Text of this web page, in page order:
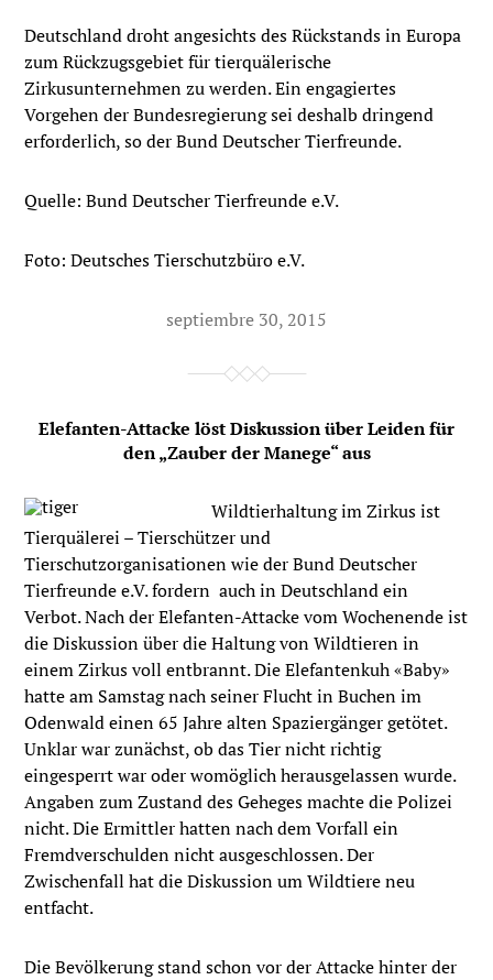
Deutschland droht angesichts des Rückstands in Europa
zum Rückzugsgebiet für tierquälerische
Zirkusunternehmen zu werden. Ein engagiertes
Vorgehen der Bundesregierung sei deshalb dringend
erforderlich, so der Bund Deutscher Tierfreunde.
Quelle: Bund Deutscher Tierfreunde e.V.
Foto: Deutsches Tierschutzbüro e.V.
septiembre 30, 2015
Elefanten-Attacke löst Diskussion über Leiden für
den „Zauber der Manege“ aus
Wildtierhaltung im Zirkus ist
Tierquälerei – Tierschützer und
Tierschutzorganisationen wie der Bund Deutscher
Tierfreunde e.V. fordern auch in Deutschland ein
Verbot. Nach der Elefanten-Attacke vom Wochenende ist
die Diskussion über die Haltung von Wildtieren in
einem Zirkus voll entbrannt. Die Elefantenkuh «Baby»
hatte am Samstag nach seiner Flucht in Buchen im
Odenwald einen65 Jahre alten Spaziergänger getötet.
Unklar war zunächst, ob das Tier nicht richtig
eingesperrt war oder womöglich herausgelassen wurde.
Angaben zum Zustand des Geheges machte die Polizei
nicht. Die Ermittler hatten nach dem Vorfall ein
Fremdverschulden nicht ausgeschlossen. Der
Zwischenfall hat die Diskussion um Wildtiere neu
entfacht.
Die Bevölkerung stand schon vor der Attacke hinter der